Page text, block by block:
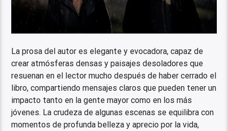
La prosa del autor es elegante y evocadora, capaz de
crear atmósferas densas y paisajes desoladores que
resuenan en el lector mucho después de haber cerrado el
libro, compartiendo mensajes claros que pueden tener un
impacto tanto en la gente mayor como en los más
jóvenes. La crudeza de algunas escenas se equilibra con
momentos de profunda belleza y aprecio por la vida,